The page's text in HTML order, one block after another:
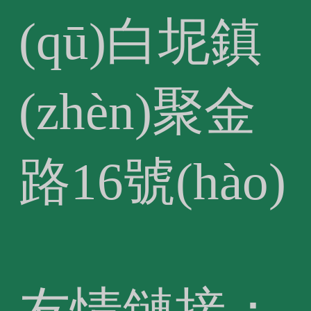
(qū)白坭鎮
(zhèn)聚金
路16號(hào)